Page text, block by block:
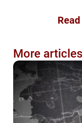
More articles